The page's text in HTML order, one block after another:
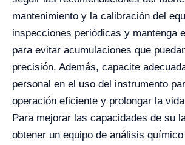
mantenimiento y la calibración del
inspecciones periódicas y mantenga
para evitar acumulaciones que
precisión. Además, capacite
personal en el uso del instrumento
operación eficiente y prolongar la
Para mejorar las capacidades de su
obtener un equipo de análisis